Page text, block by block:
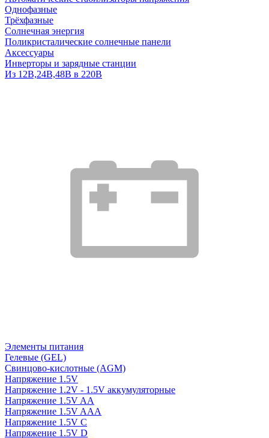
Однофазные
Трёхфазные
Солнечная энергия
Поликристалические солнечные панели
Аксессуары
Инверторы и зарядные станции
Из 12В,24В,48В в 220В
Элементы питания
Гелевые (GEL)
Свинцово-кислотные (AGM)
Напряжение 1.5V
Напряжение 1.2V - 1.5V аккумуляторные
Напряжение 1.5V AA
Напряжение 1.5V AAA
Напряжение 1.5V C
Напряжение 1.5V D